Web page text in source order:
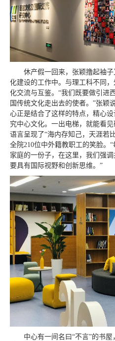
休产假一回来，张颖撸起袖
化建设的工作中。与理工科不同
化交流与互鉴。“我们既要做引进
国传统文化走出去的使者。”张颖
心正是结合了这样的特点，精心
究中心文化。一出电梯，就能看
语言呈现了“海内存知己，天涯若
全院210位中外籍教职工的笑脸。
家庭的一份子，在这里，我们强
要具有国际视野和创新思维。”
中心有一间名曰“不言”的书